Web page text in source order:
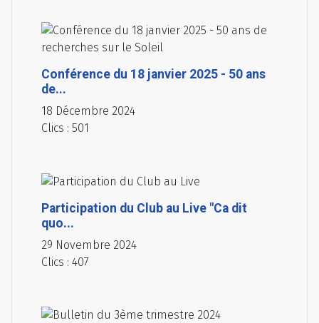
Conférence du 18 janvier 2025 - 50 ans
de...
18 Décembre 2024
Clics : 501
Participation du Club au Live "Ca dit
quo...
29 Novembre 2024
Clics : 407